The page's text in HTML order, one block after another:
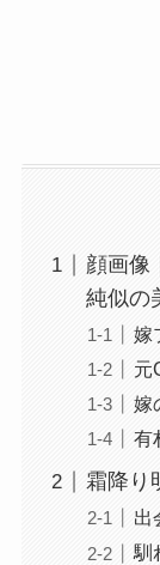
顔画像
純似の
嫁
元
嫁
有
霜降り
出
馴